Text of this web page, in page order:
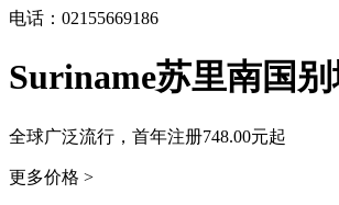
电话：02155669186
Suriname苏里南国别
全球广泛流行，首年注册748.00元起
更多价格 >